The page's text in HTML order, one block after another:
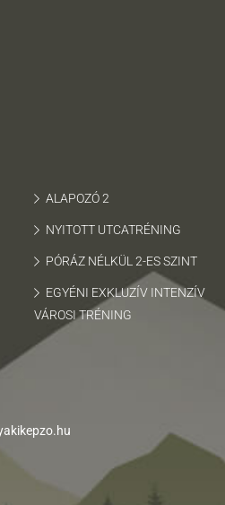
ALAPOZÓ 2
NYITOTT UTCATRÉNING
PÓRÁZ NÉLKÜL 2-ES SZINT
EGYÉNI EXKLUZÍV INTENZÍV
VÁROSI TRÉNING